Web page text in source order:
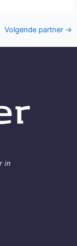
Volgende partner →
in